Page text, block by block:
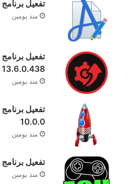
تفعيل برنامج Advanced Renamer 4.24.0
منذ يومين
13.6.0.438
منذ يومين
10.0.0
منذ يومين
تفعيل برنامج Easy Gamer Utility PRO 2.0.0.0
منذ يومين